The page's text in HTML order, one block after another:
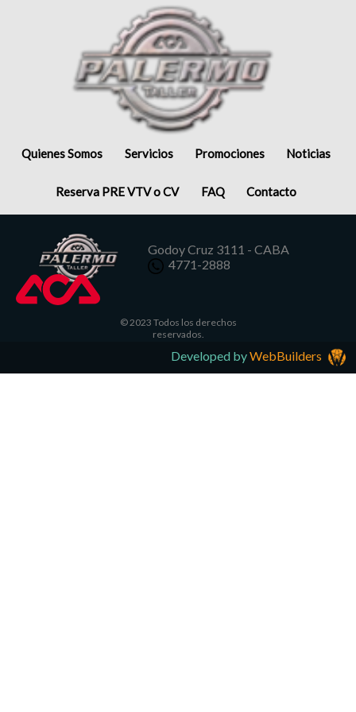
Quienes Somos Servicios Promociones Noticias
Reserva PRE VTV o CV FAQ Contacto
Godoy Cruz 3111 - CABA
4771-2888
© 2023 Todos los derechos
reservados.
Developed byWebBuilders